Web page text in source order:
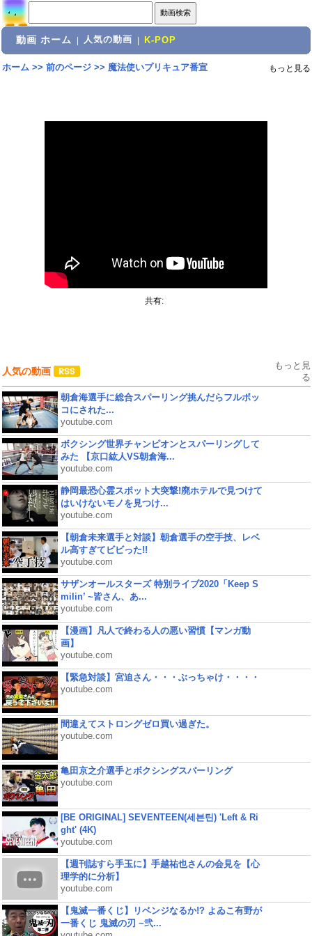
動画 ホーム 人気の動画 K-POP
ホーム>> 前のページ>> 魔法使いプリキュア番宣 もっと見る
共有:
人気の動画
もっと見
る
朝倉海選手に総合スパーリング挑んだらフルボッ
コにされた...
youtube.com
ボクシング世界チャンピオンとスパーリングして
みた 【京口紘人VS朝倉海...
youtube.com
静岡最恐心霊スポット大突撃!廃ホテルで見つけて
はいけないモノを見つけ...
youtube.com
【朝倉未来選手と対談】朝倉選手の空手技、レベ
ル高すぎてビビった!!
youtube.com
サザンオールスターズ 特別ライブ2020「Keep S
milin’ ~皆さん、あ...
youtube.com
【漫画】凡人で終わる人の悪い習慣【マンガ動
画】
youtube.com
【緊急対談】宮迫さん・・・ぶっちゃけ・・・・
youtube.com
間違えてストロングゼロ買い過ぎた。
youtube.com
亀田京之介選手とボクシングスパーリング
youtube.com
[BE ORIGINAL] SEVENTEEN(세븐틴) 'Left & Ri
ght' (4K)
youtube.com
【週刊誌すら手玉に】手越祐也さんの会見を【心
理学的に分析】
youtube.com
【鬼滅一番くじ】リベンジなるか!? よゐこ有野が
一番くじ 鬼滅の刃 ~弐...